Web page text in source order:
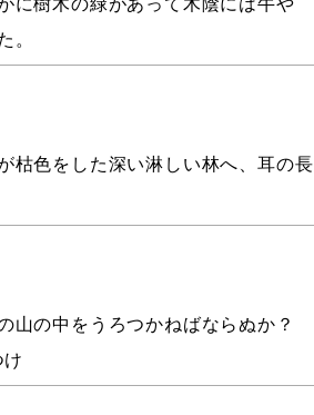
に樹木の緑があって木陰には牛や
。
枯色をした深い淋しい林へ、耳の長
山の中をうろつかねばならぬか？
け